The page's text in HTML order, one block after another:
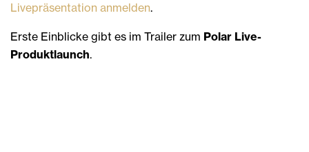
Livepräsentation anmelden.
Erste Einblicke gibt es im Trailer zum Polar Live-
Produktlaunch.